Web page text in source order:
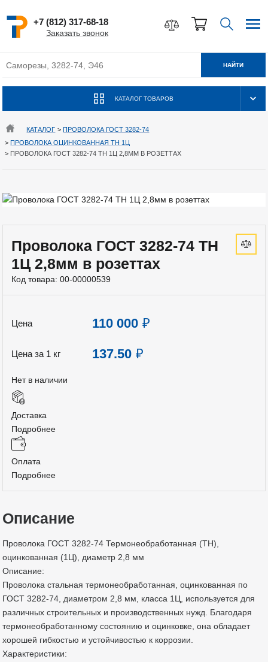
+7 (812) 317-68-18
Заказать звонок
КАТАЛОГ ТОВАРОВ
НАЙТИ
КАТАЛОГ >ПРОВОЛОКА ГОСТ 3282-74
>ПРОВОЛОКА ОЦИНКОВАННАЯ ТН 1Ц
> ПРОВОЛОКА ГОСТ 3282-74 ТН 1Ц 2,8ММ В РОЗЕТТАХ
Проволока ГОСТ 3282-74 ТН
1Ц 2,8мм в розеттах
Код товара: 00-00000539
Цена 110 000 ₽
Цена за 1 кг 137.50 ₽
Нет в наличии
Доставка
Подробнее
Оплата
Подробнее
Описание
Проволока ГОСТ 3282-74 Термонеобработанная (ТН),
оцинкованная (1Ц), диаметр 2,8 мм
Описание:
Проволока стальная термонеобработанная, оцинкованная по
ГОСТ 3282-74, диаметром 2,8 мм, класса 1Ц, используется для
различных строительных и производственных нужд. Благодаря
термонеобработанному состоянию и оцинковке, она обладает
хорошей гибкостью и устойчивостью к коррозии.
Характеристики: